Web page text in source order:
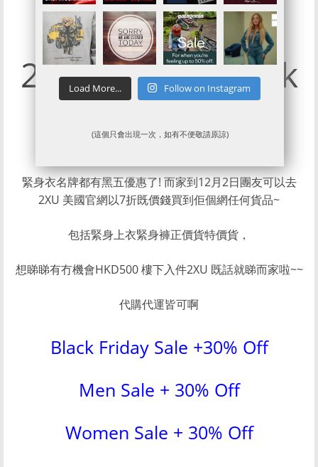
2XU 全網7折Black
Friday Sale
緊身衣名牌都有黑五優惠了! 而家到12月2日團友可以去
2XU 美國官網以7折既價錢買到佢個網任何貨品~
包括緊身上衣緊身褲正價貨特價貨，
想睇睇有冇機會HKD500 樓下入件2XU 既話就睇而家啦~~
代購代運皆可啊
Black Friday Sale +30% Off
Men Sale + 30% Off
Women Sale + 30% Off
Load More... Follow on Instagram
(這個只會出現一次，如有不便敬請原諒)